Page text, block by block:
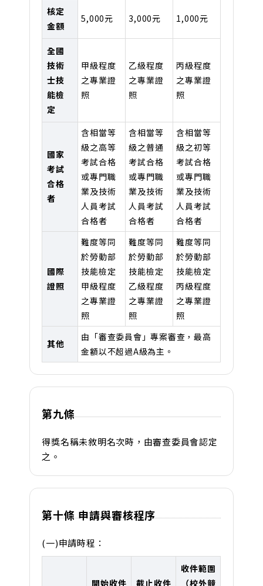
核定
金額
5,000元 3,000元 1,000元
全國
技術
士技
能檢
定
甲級程度
之專業證
照
乙級程度
之專業證
照
丙級程度
之專業證
照
國家
考試
合格
者
含相當等
級之高等
考試合格
或專門職
業及技術
人員考試
合格者
含相當等
級之普通
考試合格
或專門職
業及技術
人員考試
合格者
含相當等
級之初等
考試合格
或專門職
業及技術
人員考試
合格者
國際
證照
難度等同
於勞動部
技能檢定
甲級程度
之專業證
照
難度等同
於勞動部
技能檢定
乙級程度
之專業證
照
難度等同
於勞動部
技能檢定
丙級程度
之專業證
照
其他
由「審查委員會」專案審查，最高
金額以不超過A級為主。
第九條
得獎名稱未敘明名次時，由審查委員會認定
之。
第十條 申請與審核程序
(一)申請時程：
開始收件 截止收件
收件範圍
（校外競